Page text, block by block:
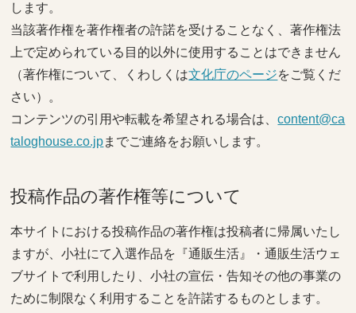
します。
当該著作権を著作権者の許諾を受けることなく、著作権法
上で定められている目的以外に使用することはできません
（著作権について、くわしくは文化庁のページをご覧くだ
さい）。
コンテンツの引用や転載を希望される場合は、content@ca
taloghouse.co.jpまでご連絡をお願いします。
投稿作品の著作権等について
本サイトにおける投稿作品の著作権は投稿者に帰属いたし
ますが、小社にて入選作品を『通販生活』・通販生活ウェ
ブサイトで利用したり、小社の宣伝・告知その他の事業の
ために制限なく利用することを許諾するものとします。